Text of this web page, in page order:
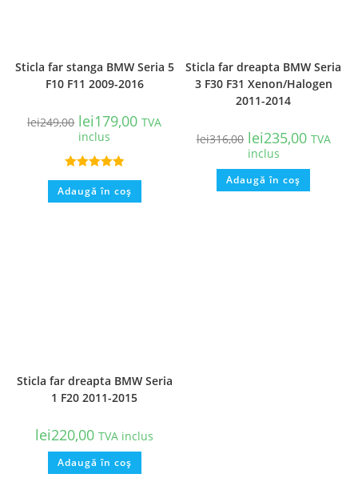
Sticla far stanga BMW Seria 5
F10 F11 2009-2016
lei249,00 lei179,00 TVA
inclus
Evaluat la
5.00din 5
Adaugă în coș
Sticla far dreapta BMW Seria
3 F30 F31 Xenon/Halogen
2011-2014
lei316,00 lei235,00 TVA
inclus
Adaugă în coș
Sticla far dreapta BMW Seria
1 F20 2011-2015
lei220,00 TVA inclus
Adaugă în coș